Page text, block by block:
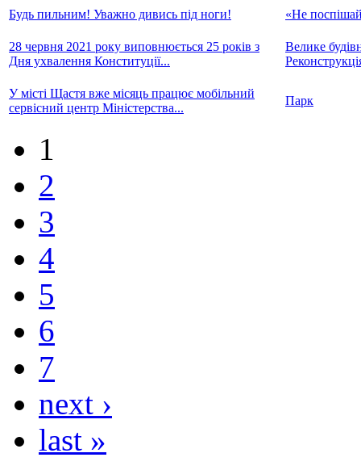
Будь пильним! Уважно дивись під ноги! «Не
28 червня 2021 року виповнюється 25 років з
Дня ухвалення Конституції...
Велике
У місті Щастя вже місяць працює мобільний
сервісний центр Міністерства...
Парк
1
2
3
4
5
6
7
next ›
last »